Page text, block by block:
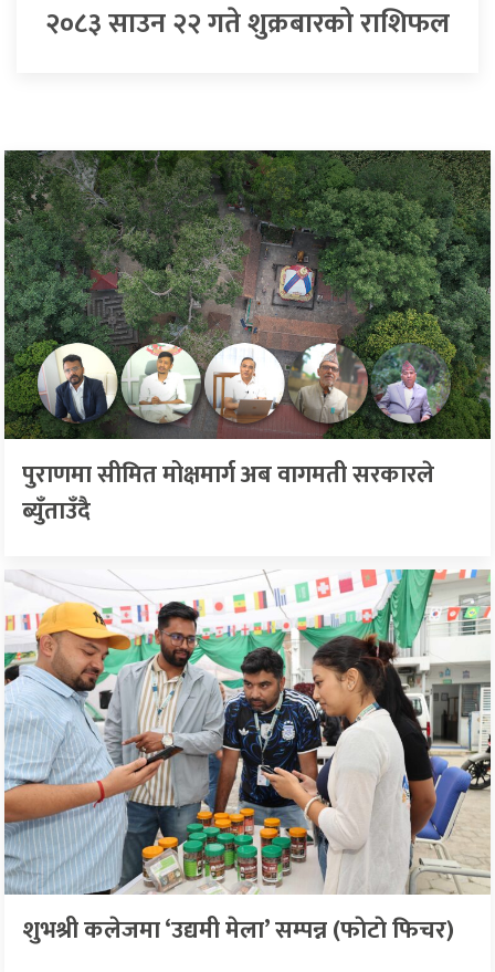
२०८३ साउन २२ गते शुक्रबारको राशिफल
पुराणमा सीमित मोक्षमार्ग अब वागमती सरकारले
ब्युँताउँदै
शुभश्री कलेजमा ‘उद्यमी मेला’ सम्पन्न (फाेटाे फिचर)